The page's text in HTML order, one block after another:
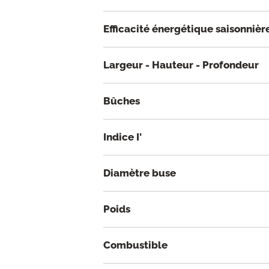
Efficacité énergétique
Largeur - Hauteur - Profondeur
Bûches
Indice I'
Diamètre buse
Poids
Combustible